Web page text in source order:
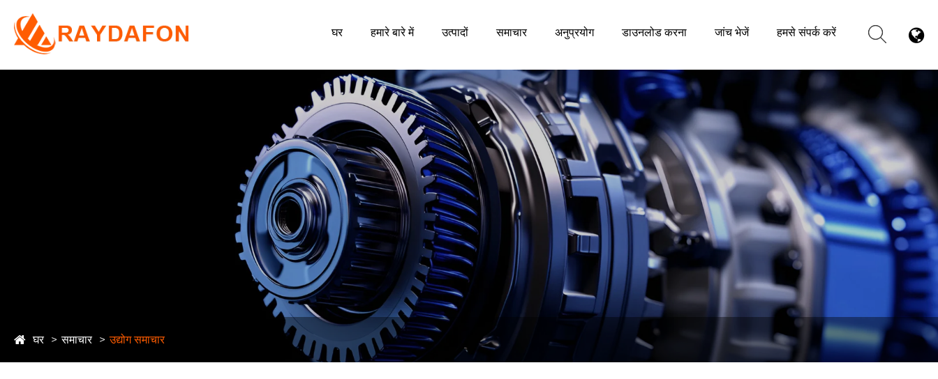
घर हमारे बारे में उत्पादों समाचार अनुप्रयोग डाउनलोड करना जांच भेजें हमसे संपर्क करें
घर समाचार उद्योग समाचार